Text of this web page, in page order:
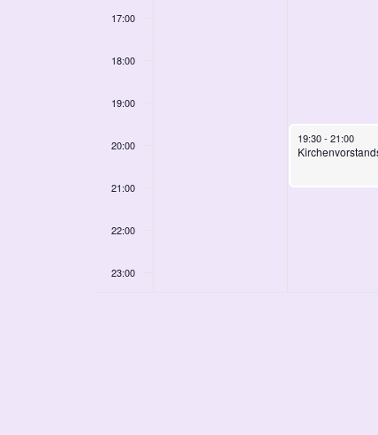
17:00
18:00
19:00
20:00
21:00
22:00
23:00
September 16, 2025
19:30- 21:00